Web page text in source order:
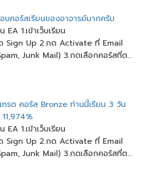
คอร์สเรียนของอาจารย์มากครับ
1.เข้าเว็บ​เรียน
Sign Up 2.กด Activate ที่ Email
Junk Mail) 3.กดเลือกคอร์สที่ต...
รด​ คอร์ส​ Bronze ท่านนี้เรียน​ 3 วัน​
1.เข้าเว็บ​เรียน
Sign Up 2.กด Activate ที่ Email
Junk Mail) 3.กดเลือกคอร์สที่ต...